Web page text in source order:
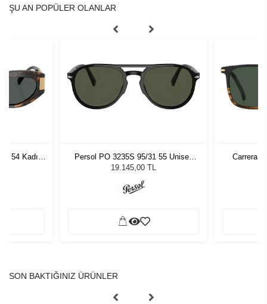
ŞU AN POPÜLER OLANLAR
54 Kadın
Persol PO 3235S 95/31 55 Unisex
Güneş Gözlüğü
19.145,00 TL
Carrera
SON BAKTIĞINIZ ÜRÜNLER